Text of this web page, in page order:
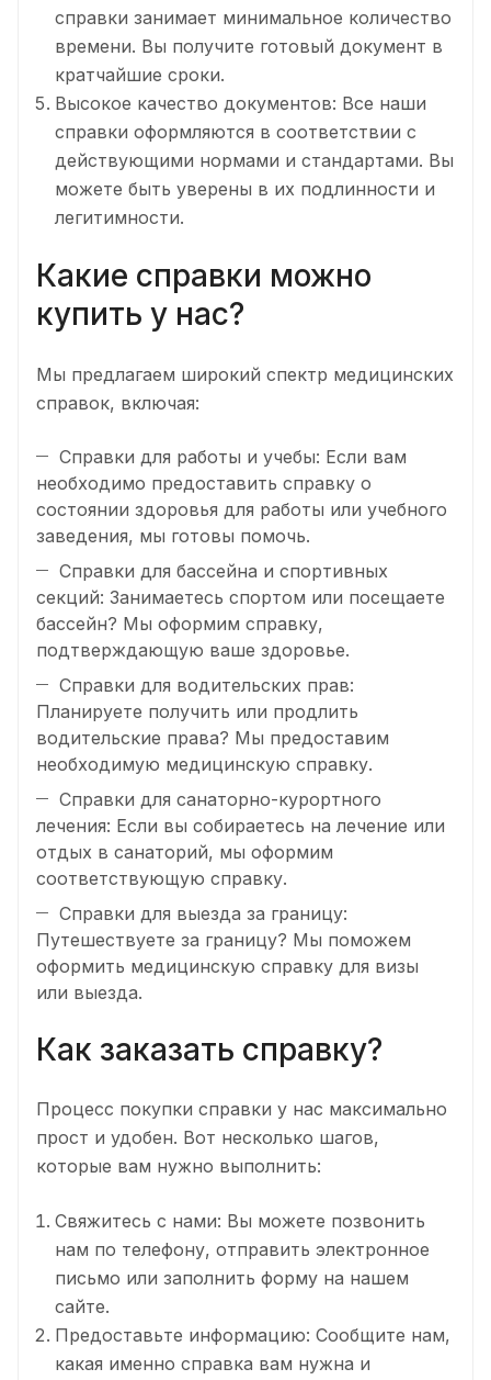
справки занимает минимальное количество
времени. Вы получите готовый документ в
кратчайшие сроки.
Высокое качество документов: Все наши
справки оформляются в соответствии с
действующими нормами и стандартами. Вы
можете быть уверены в их подлинности и
легитимности.
Какие справки можно
купить у нас?
Мы предлагаем широкий спектр медицинских
справок, включая:
Справки для работы и учебы: Если вам
необходимо предоставить справку о
состоянии здоровья для работы или учебного
заведения, мы готовы помочь.
Справки для бассейна и спортивных
секций: Занимаетесь спортом или посещаете
бассейн? Мы оформим справку,
подтверждающую ваше здоровье.
Справки для водительских прав:
Планируете получить или продлить
водительские права? Мы предоставим
необходимую медицинскую справку.
Справки для санаторно-курортного
лечения: Если вы собираетесь на лечение или
отдых в санаторий, мы оформим
соответствующую справку.
Справки для выезда за границу:
Путешествуете за границу? Мы поможем
оформить медицинскую справку для визы
или выезда.
Как заказать справку?
Процесс покупки справки у нас максимально
прост и удобен. Вот несколько шагов,
которые вам нужно выполнить:
Свяжитесь с нами: Вы можете позвонить
нам по телефону, отправить электронное
письмо или заполнить форму на нашем
сайте.
Предоставьте информацию: Сообщите нам,
какая именно справка вам нужна и